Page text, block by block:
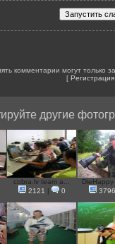
комментарии могут только
[ Регистрация
другие
cobra.lv team a...
2121
0
3796